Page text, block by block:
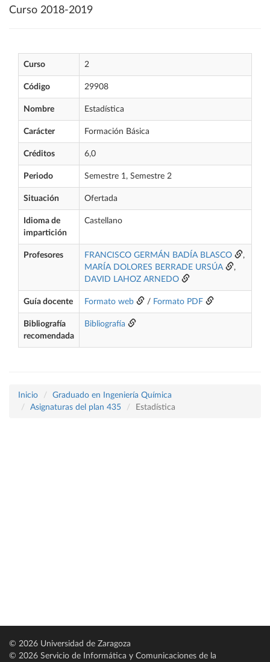
Curso 2018-2019
Curso 2
Código 29908
Nombre Estadística
Carácter Formación Básica
Créditos 6,0
Periodo Semestre 1, Semestre 2
Situación Ofertada
Idioma de
impartición
Castellano
Profesores FRANCISCO GERMÁN BADÍA BLASCO
,
MARÍA DOLORES BERRADE URSÚA
,
DAVID LAHOZ ARNEDO
Guía docente Formato web / Formato PDF
Bibliografía
recomendada
Bibliografía
Inicio
Graduado en Ingeniería Química
Asignaturas del plan 435
Estadística
© 2026 Universidad de Zaragoza
© 2026 Servicio de Informática y Comunicaciones de la